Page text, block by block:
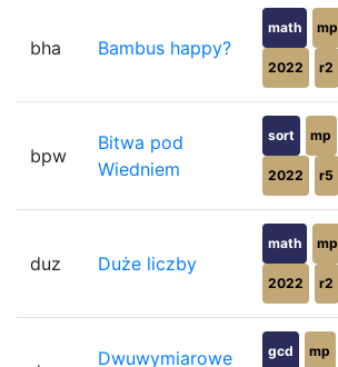
bha Bambus happy?
math mp
2022 r2
bpw
Bitwa pod
Wiedniem
sort mp
2022 r5
duz Duże liczby
math mp
2022 r2
Dwuwymiarowe
gcd mp